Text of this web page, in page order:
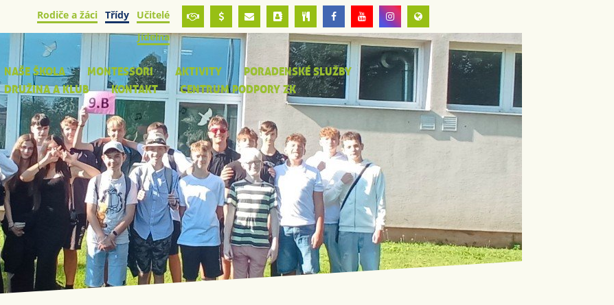
Rodiče a žáci Třídy
Učitelé
Jídelna
NAŠE ŠKOLA MONTESSORI AKTIVITY
PORADENSKÉ SLUŽBY
DRUŽINA A KLUB
KONTAKT CENTRUM PODPORY ZK